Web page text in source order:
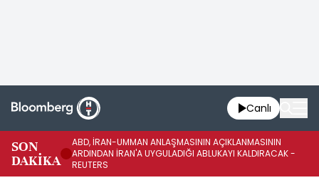
Canlı
SON
DAKİKA
ABD, İRAN-UMMAN ANLAŞMASININ AÇIKLANMASININ
ARDINDAN İRAN'A UYGULADIĞI ABLUKAYI KALDIRACAK -
REUTERS